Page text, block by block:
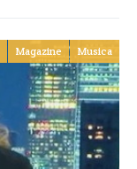
Magazine Musica